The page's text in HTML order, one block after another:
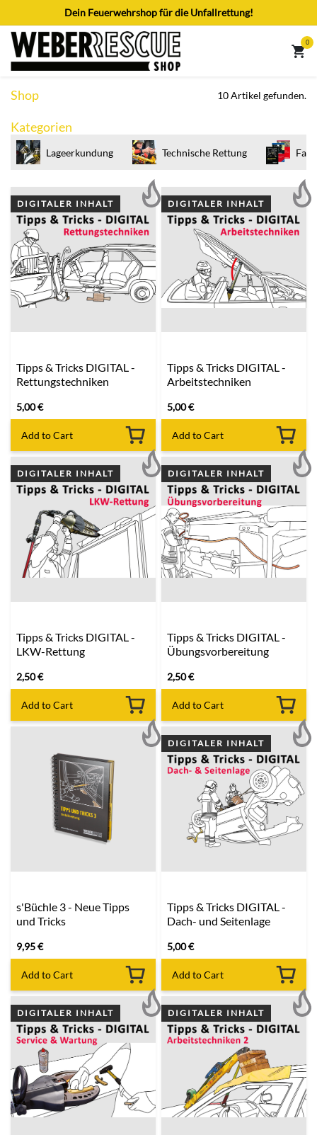
Zum Inhalt springenDein Feuerwehrshop für die Unfallrettung!
0
Shop 10 Artikel gefunden.
Kategorien
Lageerkundung Technische Rettung
DIGITALER INHALT
Tipps & Tricks DIGITAL -
Rettungstechniken
5,00€
Add to Cart
DIGITALER INHALT
Tipps & Tricks DIGITAL -
Arbeitstechniken
5,00€
Add to Cart
DIGITALER INHALT
Tipps & Tricks DIGITAL -
LKW-Rettung
2,50€
Add to Cart
DIGITALER INHALT
Tipps & Tricks DIGITAL -
Übungsvorbereitung
2,50€
Add to Cart
s'Büchle 3 - Neue Tipps
und Tricks
9,95€
Add to Cart
DIGITALER INHALT
Tipps & Tricks DIGITAL -
Dach- und Seitenlage
5,00€
Add to Cart
DIGITALER INHALT DIGITALER INHALT